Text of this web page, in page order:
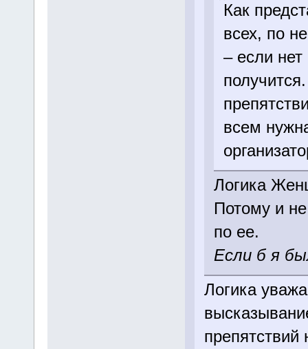
Как
всех, по
– если
всем
Логика
Потому и
по ее.
Если б я
Логика
препятствий